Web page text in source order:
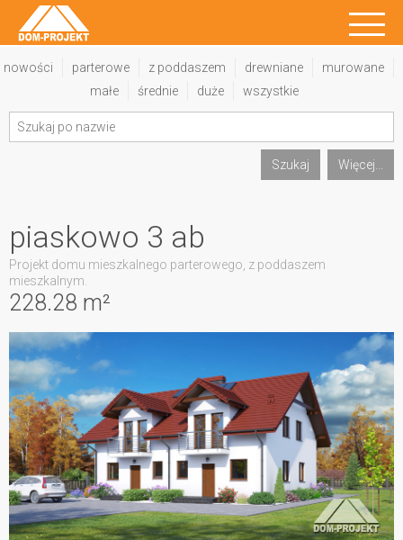
nowości parterowe z poddaszem drewniane
murowane
małe
średnie duże wszystkie
Szukaj Więcej...
228.28 m²
piaskowo 3 ab
Projekt domu mieszkalnego parterowego, z poddaszem
mieszkalnym.